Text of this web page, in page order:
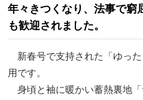
年々きつくなり、法事で窮
も歓迎されました。
新春号で支持された「ゆっ
用です。
身頃と袖に暖かい蓄熱裏地